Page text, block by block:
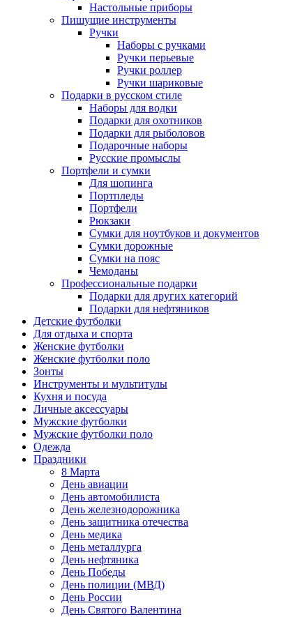
Настольные приборы
Пишущие инструменты
Ручки
Наборы с ручками
Ручки перьевые
Ручки роллер
Ручки шариковые
Подарки в русском стиле
Наборы для водки
Подарки для охотников
Подарки для рыболовов
Подарочные наборы
Русские промыслы
Портфели и сумки
Для шопинга
Портпледы
Портфели
Рюкзаки
Сумки для ноутбуков и документов
Сумки дорожные
Сумки на пояс
Чемоданы
Профессиональные подарки
Подарки для других категорий
Подарки для нефтяников
Детские футболки
Для отдыха и спорта
Женские футболки
Женские футболки поло
Зонты
Инструменты и мультитулы
Кухня и посуда
Личные аксессуары
Мужские футболки
Мужские футболки поло
Одежда
Праздники
8 Марта
День авиации
День автомобилиста
День железнодорожника
День защитника отечества
День медика
День металлурга
День нефтяника
День Победы
День полиции (МВД)
День России
День Святого Валентина